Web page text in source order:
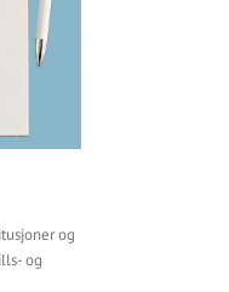
og
og